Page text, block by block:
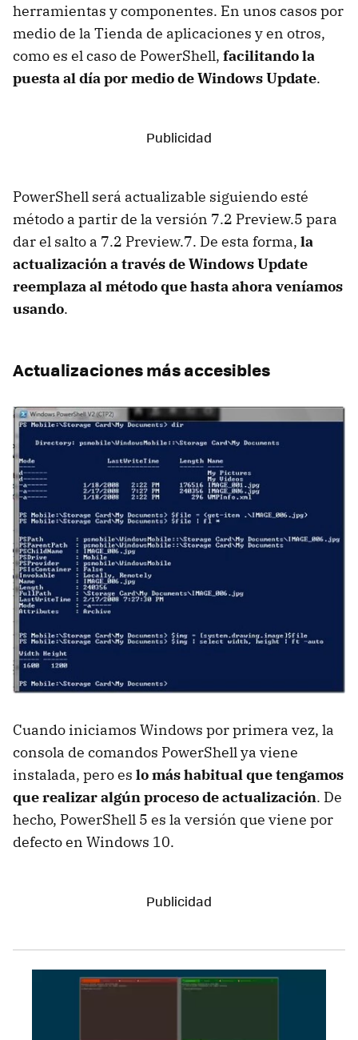
herramientas y componentes. En unos casos por
medio de la Tienda de aplicaciones y en otros,
como es el caso de PowerShell, facilitando la
puesta al día por medio de Windows Update.
PowerShell será actualizable siguiendo esté
método a partir de la versión 7.2 Preview.5 para
dar el salto a 7.2 Preview.7. De esta forma, la
actualización a través de Windows Update
reemplaza al método que hasta ahora veníamos
usando.
Actualizaciones más accesibles
Cuando iniciamos Windows por primera vez, la
consola de comandos PowerShell ya viene
instalada, pero es lo más habitual que tengamos
que realizar algún proceso de actualización. De
hecho, PowerShell 5 es la versión que viene por
defecto en Windows 10.